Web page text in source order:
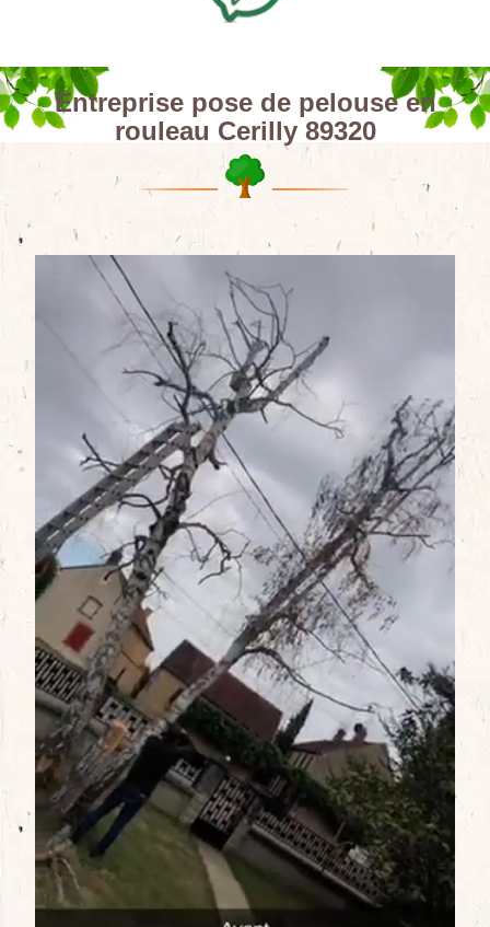
Entreprise pose de pelouse en
rouleau Cerilly 89320